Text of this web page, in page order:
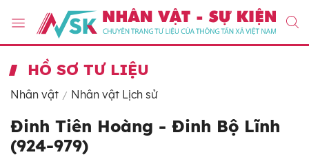
HỒ SƠ TƯ LIỆU
Nhân vật Nhân vật Lịch sử
Đinh Tiên Hoàng - Đinh Bộ Lĩnh
(924-979)